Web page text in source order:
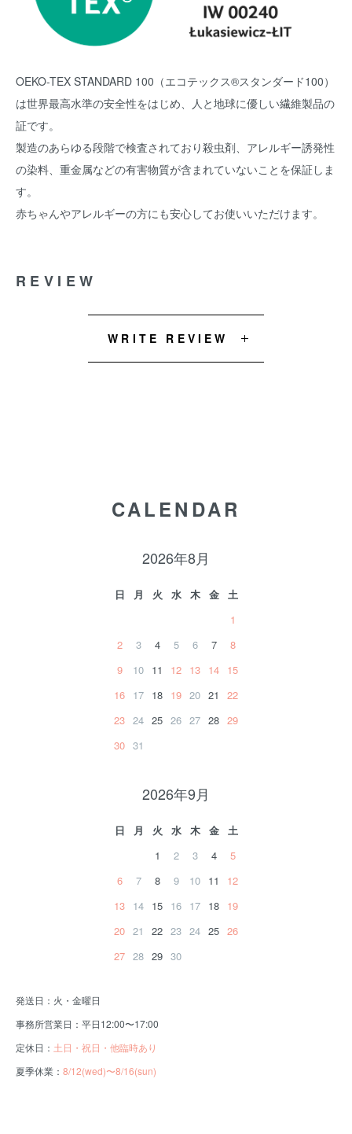
OEKO-TEX STANDARD 100（エコテックス®スタンダード100）
は世界最高水準の安全性をはじめ、人と地球に優しい繊維製品の
証です。
製造のあらゆる段階で検査されており殺虫剤、アレルギー誘発性
の染料、重金属などの有害物質が含まれていないことを保証しま
す。
赤ちゃんやアレルギーの方にも安心してお使いいただけます。
REVIEW
WRITE REVIEW
CALENDAR
2026年8月
日 月 火 水 木 金
土
1
2
3 4 5 6 7
8
9
10 11 12 13 14 15
16 17 18 19 20 21
22
23 24 25 26 27 28 29
30 31
2026年9月
日 月 火 水 木 金
土
1
2 3 4
5
6
7 8 9 10 11
12
13 14 15 16 17 18 19
20 21 22 23 24 25 26
27 28 29 30
発送日：火・金曜日
事務所営業日：平日12:00〜17:00
定休日： 土日・祝日・他臨時あり
夏季休業： 8/12(wed)〜8/16(sun)